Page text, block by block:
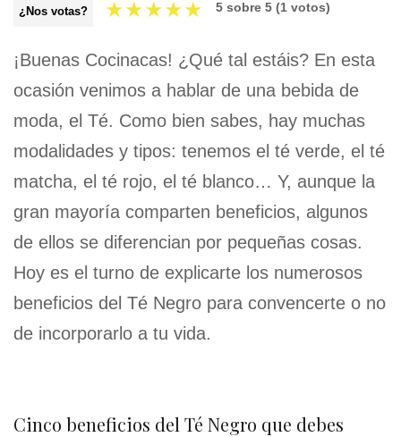
¿Nos votas? ★★★★★ 5 sobre 5 (1 votos)
¡Buenas Cocinacas! ¿Qué tal estáis? En esta
ocasión venimos a hablar de una bebida de
moda, el Té. Como bien sabes, hay muchas
modalidades y tipos: tenemos el té verde, el té
matcha, el té rojo, el té blanco… Y, aunque la
gran mayoría comparten beneficios, algunos
de ellos se diferencian por pequeñas cosas.
Hoy es el turno de explicarte los numerosos
beneficios del Té Negro para convencerte o no
de incorporarlo a tu vida.
Cinco beneficios del Té Negro que debes